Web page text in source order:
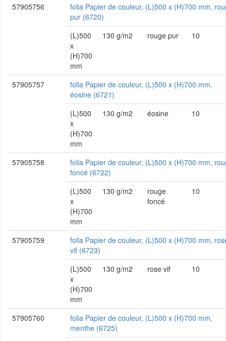
57905756
folia Papier de couleur, (L)500 x (H)700 mm,
pur (6720)
(L)500
x
(H)700
mm
130 g/m2 rouge pur 10
57905757
folia Papier de couleur, (L)500 x (H)700 mm,
éosine (6721)
(L)500
x
(H)700
mm
130 g/m2 éosine 10
57905758
folia Papier de couleur, (L)500 x (H)700 mm,
foncé (6722)
(L)500
x
(H)700
mm
130 g/m2
rouge
foncé
10
57905759
folia Papier de couleur, (L)500 x (H)700 mm,
vif (6723)
(L)500
x
(H)700
mm
130 g/m2 rose vif 10
57905760
folia Papier de couleur, (L)500 x (H)700 mm,
menthe (6725)